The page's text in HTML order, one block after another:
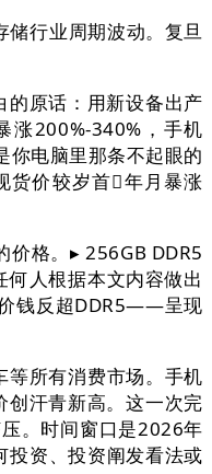
行业周期波动。复旦
原话：用新设备出产
200%-340%，手机
电脑里那条不起眼的
货价较岁首年月暴涨
格。▸ 256GB DDR5
人根据本文内容做出
价钱反超DDR5——呈现
所有消费市场。手机
汗青新高。这一次完
。时间窗口是2026年
资、投资阐发看法或